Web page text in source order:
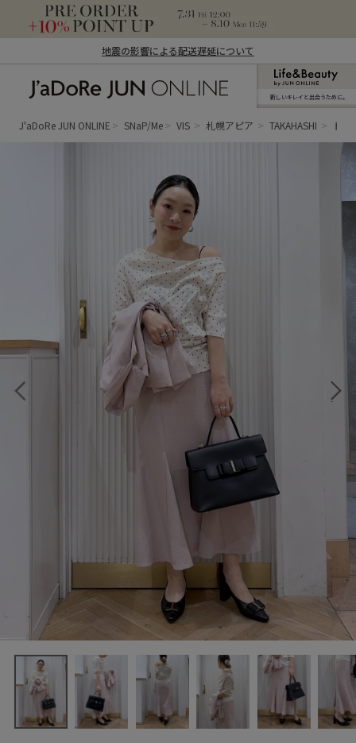
地震の影響による配送遅延について
ン オンライン）
新しいキレイと出合うために。
J'aDoRe JUN ONLINE SNaP/Me VIS 札幌アピア TAKAHASHI ド